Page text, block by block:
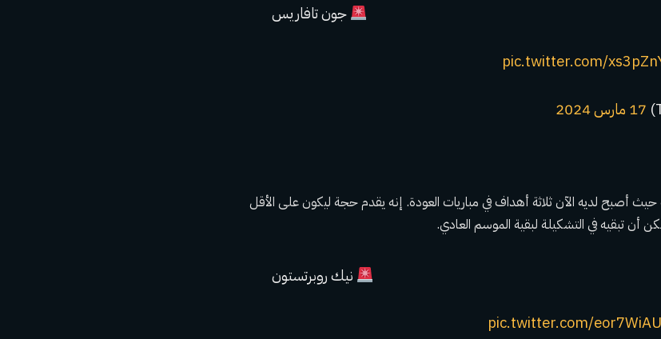
جون تافاريس
pic.twitter.com/
17 مارس 2024
أصبح لديه الآن ثلاثة أهداف في مباريات العودة. إنه يقدم حجة ليكون على الأقل
أن تبقيه في التشكيلة لبقية الموسم العادي.
pic.twitter.com/